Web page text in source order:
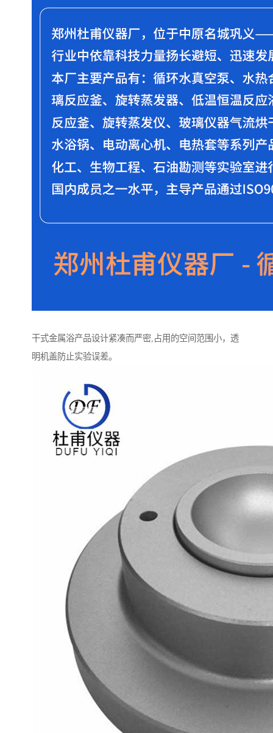
干式金属浴产品设计紧凑而严密,占用的空间范围小，透
明机盖防止实验误差。